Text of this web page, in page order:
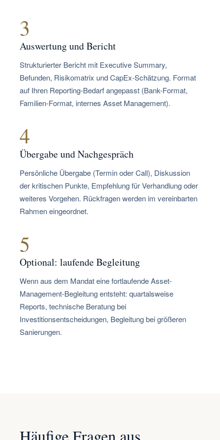
3
Auswertung und Bericht
Strukturierter Bericht mit Executive Summary,
Befunden, Risikomatrix und CapEx-Schätzung. Format
auf Ihren Reporting-Bedarf angepasst (Bank-Format,
Familien-Format, internes Asset Management).
4
Übergabe und Nachgespräch
Persönliche Übergabe (Termin oder Call), Diskussion
der kritischen Punkte, Empfehlung für Verhandlung oder
weiteres Vorgehen. Rückfragen werden im vereinbarten
Rahmen eingeordnet.
5
Optional: laufende Begleitung
Wenn aus dem Mandat eine fortlaufende Asset-
Management-Begleitung entsteht: quartalsweise
Reports, technische Beratung bei
Investitionsentscheidungen, Begleitung bei größeren
Sanierungen.